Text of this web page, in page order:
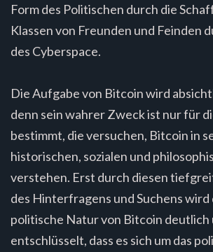
Form des Politischen durch die
Klassen von Freunden und Feinden
des Cyberspace.
Die Aufgabe von Bitcoin wird
denn sein wahrer Zweck ist nur für
bestimmt, die versuchen, Bitcoin in
historischen, sozialen und
verstehen. Erst durch diesen
des Hinterfragens und Suchens
politische Natur von Bitcoin deutlich
entschlüsselt, dass es sich um das